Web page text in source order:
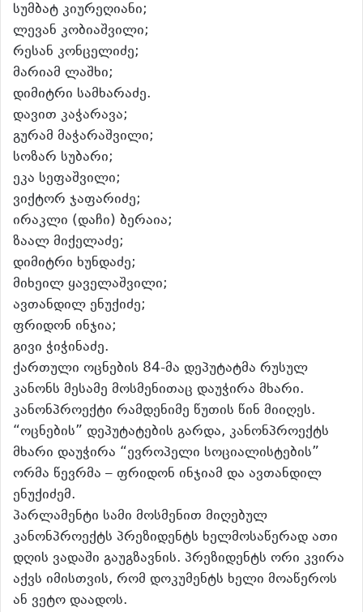
სუმბატ კიურეღიანი;
ლევან კობიაშვილი;
რესან კონცელიძე;
მარიამ ლაშხი;
დიმიტრი სამხარაძე.
დავით კაჭარავა;
გურამ მაჭარაშვილი;
სოზარ სუბარი;
ეკა სეფაშვილი;
ვიქტორ ჯაფარიძე;
ირაკლი (დაჩი) ბერაია;
ზაალ მიქელაძე;
დიმიტრი ხუნდაძე;
მიხეილ ყაველაშვილი;
ავთანდილ ენუქიძე;
ფრიდონ ინჯია;
გივი ჭიჭინაძე.
ქართული ოცნების 84-მა დეპუტატმა რუსულ
კანონს მესამე მოსმენითაც დაუჭირა მხარი.
კანონპროექტი რამდენიმე წუთის წინ მიიღეს.
“ოცნების” დეპუტატების გარდა, კანონპროექტს
მხარი დაუჭირა “ევროპელი სოციალისტების”
ორმა წევრმა – ფრიდონ ინჯიამ და ავთანდილ
ენუქიძემ.
პარლამენტი სამი მოსმენით მიღებულ
კანონპროექტს პრეზიდენტს ხელმოსაწერად ათი
დღის ვადაში გაუგზავნის. პრეზიდენტს ორი კვირა
აქვს იმისთვის, რომ დოკუმენტს ხელი მოაწეროს
ან ვეტო დაადოს.